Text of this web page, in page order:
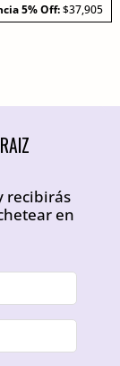
5% Off:$37,905
recibirás
en